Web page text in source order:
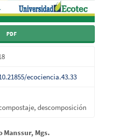
PDF
ecociencia.43.33
descomposición
Manssur, Mgs.